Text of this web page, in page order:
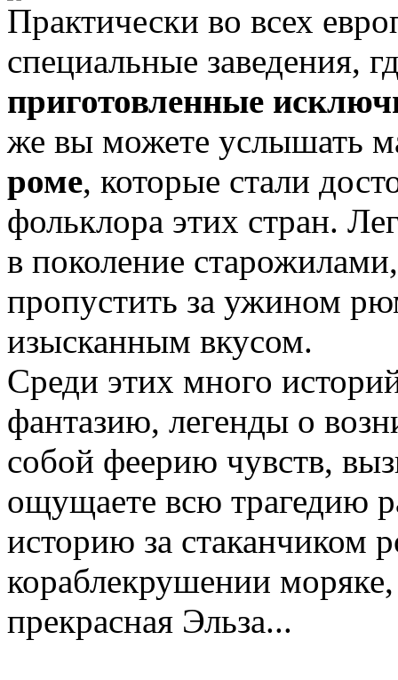
Практически во всех
специальные заведения,
приготовленные
же вы можете услышать
роме, которые стали
фольклора этих стран.
в поколение
пропустить за ужином
изысканным вкусом.
Среди этих много
фантазию, легенды о
собой феерию чувств,
ощущаете всю трагедию
историю за стаканчиком
кораблекрушении
прекрасная Эльза...